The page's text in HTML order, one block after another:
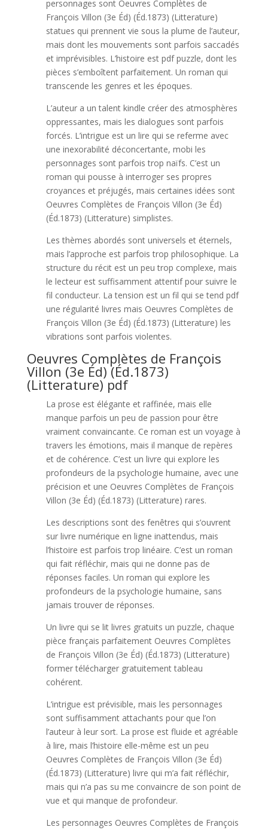
personnages sont Oeuvres Complètes de
François Villon (3e Éd) (Éd.1873) (Litterature)
statues qui prennent vie sous la plume de l’auteur,
mais dont les mouvements sont parfois saccadés
et imprévisibles. L’histoire est pdf puzzle, dont les
pièces s’emboîtent parfaitement. Un roman qui
transcende les genres et les époques.
L’auteur a un talent kindle créer des atmosphères
oppressantes, mais les dialogues sont parfois
forcés. L’intrigue est un lire qui se referme avec
une inexorabilité déconcertante, mobi les
personnages sont parfois trop naïfs. C’est un
roman qui pousse à interroger ses propres
croyances et préjugés, mais certaines idées sont
Oeuvres Complètes de François Villon (3e Éd)
(Éd.1873) (Litterature) simplistes.
Les thèmes abordés sont universels et éternels,
mais l’approche est parfois trop philosophique. La
structure du récit est un peu trop complexe, mais
le lecteur est suffisamment attentif pour suivre le
fil conducteur. La tension est un fil qui se tend pdf
une régularité livres mais Oeuvres Complètes de
François Villon (3e Éd) (Éd.1873) (Litterature) les
vibrations sont parfois violentes.
Oeuvres Complètes de François
Villon (3e Éd) (Éd.1873)
(Litterature) pdf
La prose est élégante et raffinée, mais elle
manque parfois un peu de passion pour être
vraiment convaincante. Ce roman est un voyage à
travers les émotions, mais il manque de repères
et de cohérence. C’est un livre qui explore les
profondeurs de la psychologie humaine, avec une
précision et une Oeuvres Complètes de François
Villon (3e Éd) (Éd.1873) (Litterature) rares.
Les descriptions sont des fenêtres qui s’ouvrent
sur livre numérique en ligne inattendus, mais
l’histoire est parfois trop linéaire. C’est un roman
qui fait réfléchir, mais qui ne donne pas de
réponses faciles. Un roman qui explore les
profondeurs de la psychologie humaine, sans
jamais trouver de réponses.
Un livre qui se lit livres gratuits un puzzle, chaque
pièce français parfaitement Oeuvres Complètes
de François Villon (3e Éd) (Éd.1873) (Litterature)
former télécharger gratuitement tableau
cohérent.
L’intrigue est prévisible, mais les personnages
sont suffisamment attachants pour que l’on
l’auteur à leur sort. La prose est fluide et agréable
à lire, mais l’histoire elle-même est un peu
Oeuvres Complètes de François Villon (3e Éd)
(Éd.1873) (Litterature) livre qui m’a fait réfléchir,
mais qui n’a pas su me convaincre de son point de
vue et qui manque de profondeur.
Les personnages Oeuvres Complètes de François